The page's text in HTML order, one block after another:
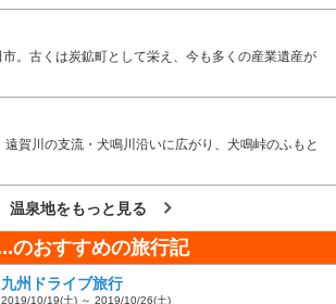
。古くは炭鉱町として栄え、今も多くの産業遺産が
賀川の支流・犬鳴川沿いに広がり、犬鳴峠のふもと
温泉地をもっと見る
のおすすめの旅行記
九州ドライブ旅行
2019/10/19(土) ～ 2019/10/26(土)